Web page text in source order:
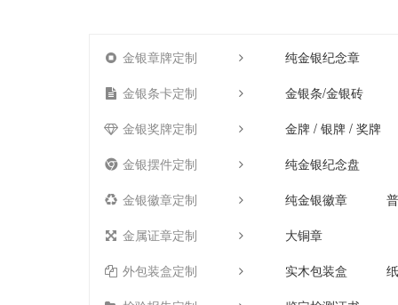
金银章牌定制
纯金银纪念章
金银条卡定制
金银条/金银砖
金银奖牌定制
金牌 / 银牌 / 奖牌
金银摆件定制
纯金银纪念盘
金银徽章定制
纯金银徽章
金属证章定制
大铜章
外包装盒定制
实木包装盒